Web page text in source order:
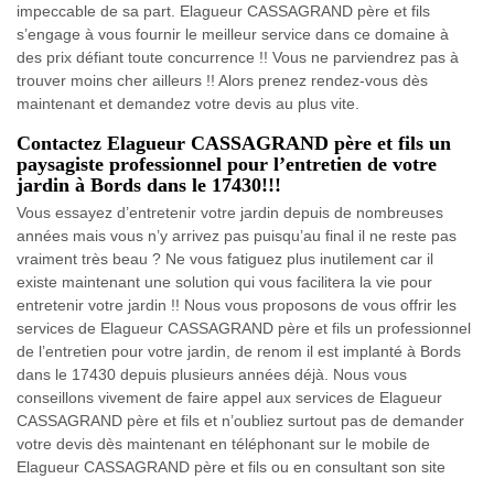
impeccable de sa part. Elagueur CASSAGRAND père et fils
s’engage à vous fournir le meilleur service dans ce domaine à
des prix défiant toute concurrence !! Vous ne parviendrez pas à
trouver moins cher ailleurs !! Alors prenez rendez-vous dès
maintenant et demandez votre devis au plus vite.
Contactez Elagueur CASSAGRAND père et fils un
paysagiste professionnel pour l’entretien de votre
jardin à Bords dans le 17430!!!
Vous essayez d’entretenir votre jardin depuis de nombreuses
années mais vous n’y arrivez pas puisqu’au final il ne reste pas
vraiment très beau ? Ne vous fatiguez plus inutilement car il
existe maintenant une solution qui vous facilitera la vie pour
entretenir votre jardin !! Nous vous proposons de vous offrir les
services de Elagueur CASSAGRAND père et fils un professionnel
de l’entretien pour votre jardin, de renom il est implanté à Bords
dans le 17430 depuis plusieurs années déjà. Nous vous
conseillons vivement de faire appel aux services de Elagueur
CASSAGRAND père et fils et n’oubliez surtout pas de demander
votre devis dès maintenant en téléphonant sur le mobile de
Elagueur CASSAGRAND père et fils ou en consultant son site